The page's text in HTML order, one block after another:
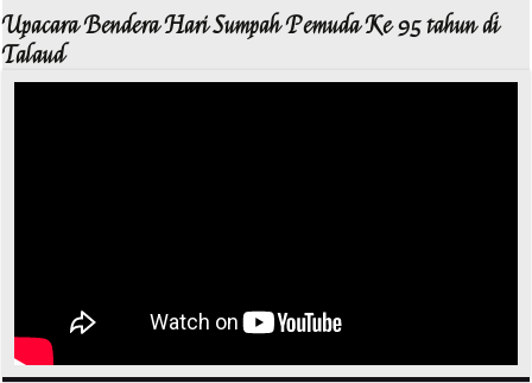
Upacara Bendera Hari Sumpah Pemuda Ke 95 tahun di
Talaud